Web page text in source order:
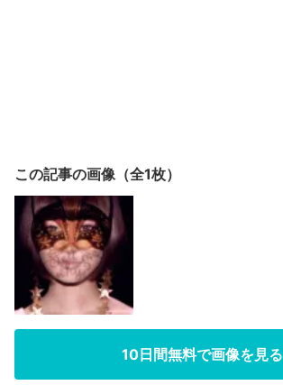
この記事の画像（全1枚）
10日間無料で画像を見る